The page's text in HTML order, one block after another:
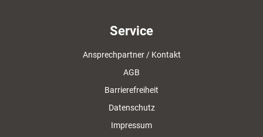
Service
Ansprechpartner / Kontakt
AGB
Barrierefreiheit
Datenschutz
Impressum